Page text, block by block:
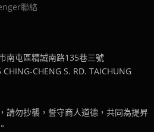
聯絡
南屯區精誠南路135巷三號
CHENG S. RD. TAICHUNG
請勿抄襲，誓守商人道德，共同為提昇